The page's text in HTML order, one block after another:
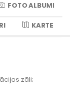
FOTO ALBUMI
KARTE
zāli;